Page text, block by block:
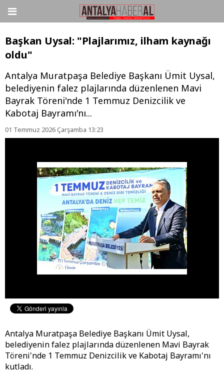
Başkan Uysal: "Plajlarımız, ilham kaynağı
oldu"
Antalya Muratpaşa Belediye Başkanı Ümit Uysal,
belediyenin falez plajlarında düzenlenen Mavi
Bayrak Töreni'nde 1 Temmuz Denizcilik ve
Kabotaj Bayramı'nı...
01 Temmuz 2026 Çarşamba 13:23
Antalya Muratpaşa Belediye Başkanı Ümit Uysal,
belediyenin falez plajlarında düzenlenen Mavi Bayrak
Töreni'nde 1 Temmuz Denizcilik ve Kabotaj Bayramı'nı
kutladı.